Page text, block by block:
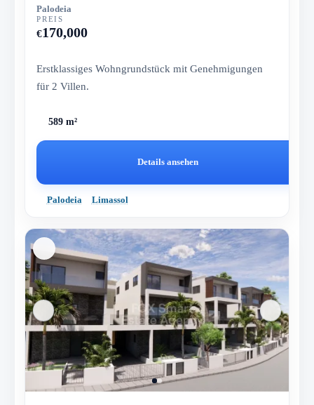
Palodeia
PREIS
€170,000
Erstklassiges Wohngrundstück mit Genehmigungen
für 2 Villen.
589 m²
Details ansehen
Palodeia Limassol